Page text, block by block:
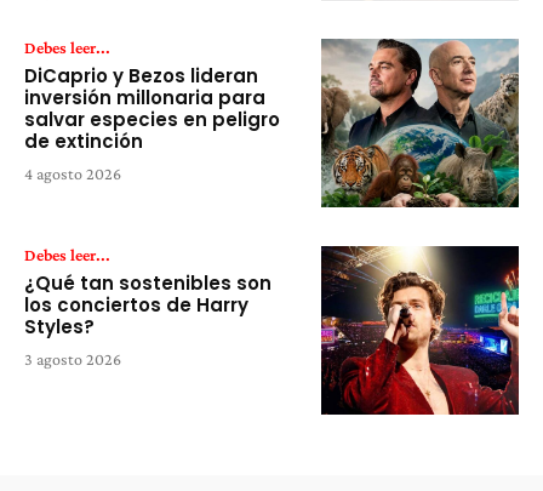
Debes leer...
DiCaprio y Bezos lideran
inversión millonaria para
salvar especies en peligro
de extinción
4 agosto 2026
Debes leer...
¿Qué tan sostenibles son
los conciertos de Harry
Styles?
3 agosto 2026